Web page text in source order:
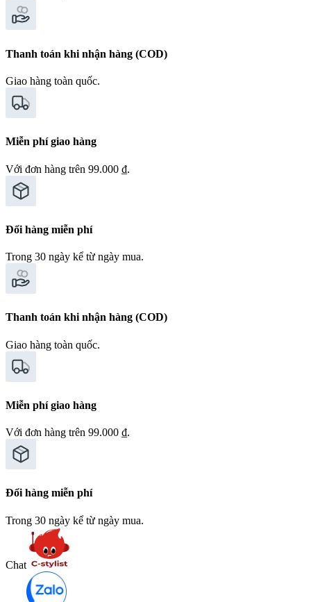
Thanh toán khi nhận hàng (COD)
Giao hàng toàn quốc.
Miễn phí giao hàng
Với đơn hàng trên 99.000 ₫.
Đổi hàng miễn phí
Trong 30 ngày kể từ ngày mua.
Thanh toán khi nhận hàng (COD)
Giao hàng toàn quốc.
Miễn phí giao hàng
Với đơn hàng trên 99.000 ₫.
Đổi hàng miễn phí
Trong 30 ngày kể từ ngày mua.
Chat